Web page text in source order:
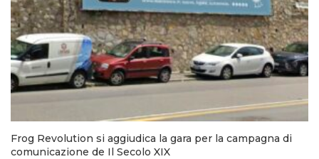
Frog Revolution si aggiudica la gara per la campagna di
comunicazione de Il Secolo XIX